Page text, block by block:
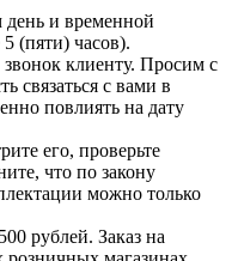
день и временной
(пяти) часов).
клиенту. Просим с
связаться с вами в
повлиять на дату
его, проверьте
что по закону
можно только
рублей. Заказ на